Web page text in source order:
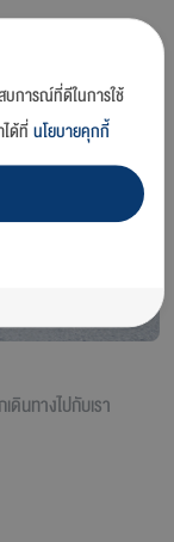
นทางไปกับเรา
บการณ์ที่ดีในการใช้
ด้ที่นโยบายคุกกี้